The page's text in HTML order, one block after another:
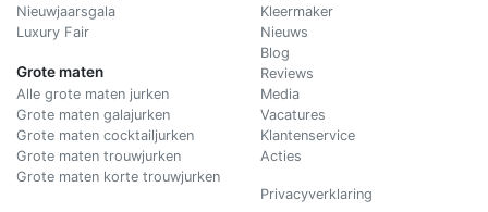
Nieuwjaarsgala
Luxury Fair
Grote maten
Alle grote maten jurken
Grote maten galajurken
Grote maten cocktailjurken
Grote maten trouwjurken
Grote maten korte trouwjurken
Kleermaker
Nieuws
Blog
Reviews
Media
Vacatures
Klantenservice
Acties
Privacyverklaring